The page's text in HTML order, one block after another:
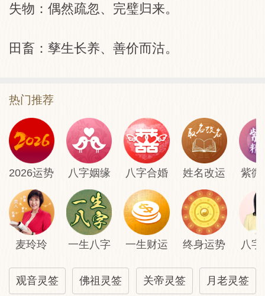
失物：偶然疏忽、完璧归来。
田畜：孳生长养、善价而沽。
热门推荐
2026运势 八字姻缘 八字合婚 姓名改运 紫微
麦玲玲 一生八字 一生财运 终身运势 八字
观音灵签 佛祖灵签 关帝灵签 月老灵签